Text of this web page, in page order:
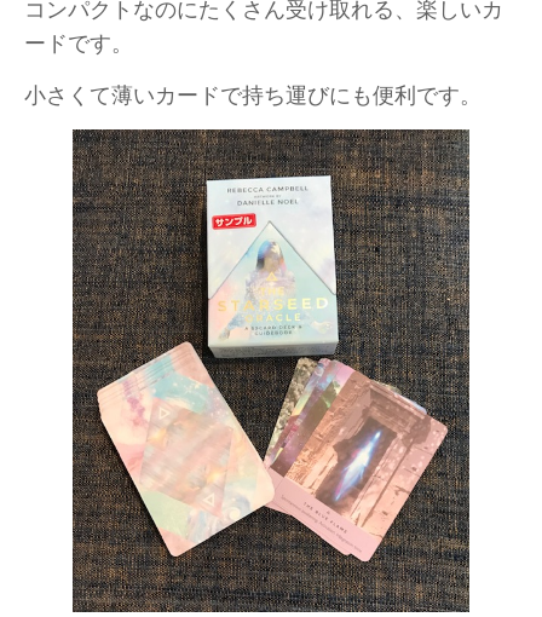
コンパクトなのにたくさん受け取れる、楽しいカ
ードです。
小さくて薄いカードで持ち運びにも便利です。